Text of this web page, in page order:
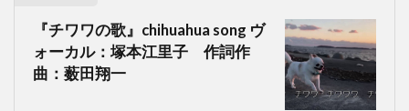
『チワワの歌』chihuahua song ヴ
ォーカル：塚本江里子 作詞作
曲：薮田翔一